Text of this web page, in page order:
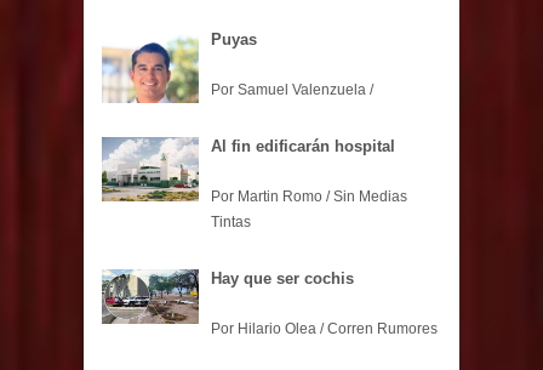
Puyas
Por Samuel Valenzuela /
Al fin edificarán hospital
Por Martin Romo / Sin Medias
Tintas
Hay que ser cochis
Por Hilario Olea / Corren Rumores